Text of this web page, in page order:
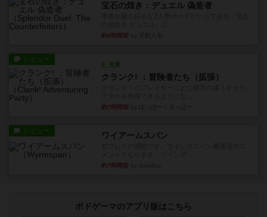
宝石の煌き：デュエル 偽造者
約6時間前
レビュー
充実
クランク! ：冒険者たち（拡張）
約7時間前
レビュー ワイアームスパン
約7時間前
ボドゲーマのアプリ版はこちら